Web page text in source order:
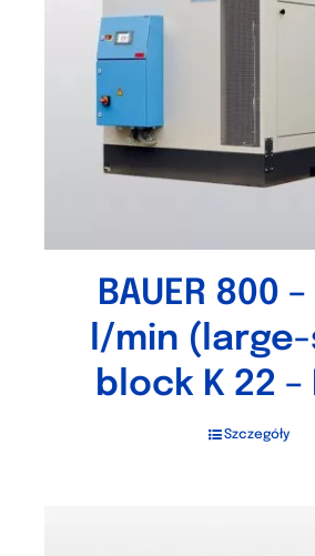
BAUER 800
l/min
block K 22 –
Szczegóły